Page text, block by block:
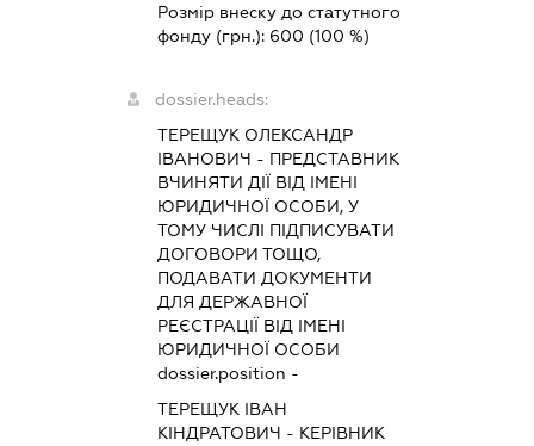
Розмір внеску до статутного
фонду (грн.): 600 (100 %)
dossier.heads:
ТЕРЕЩУК ОЛЕКСАНДР
ІВАНОВИЧ - ПРЕДСТАВНИК
ВЧИНЯТИ ДІЇ ВІД ІМЕНІ
ЮРИДИЧНОЇ ОСОБИ, У
ТОМУ ЧИСЛІ ПІДПИСУВАТИ
ДОГОВОРИ ТОЩО,
ПОДАВАТИ ДОКУМЕНТИ
ДЛЯ ДЕРЖАВНОЇ
РЕЄСТРАЦІЇ ВІД ІМЕНІ
ЮРИДИЧНОЇ ОСОБИ
dossier.position -
ТЕРЕЩУК ІВАН
КІНДРАТОВИЧ - КЕРІВНИК